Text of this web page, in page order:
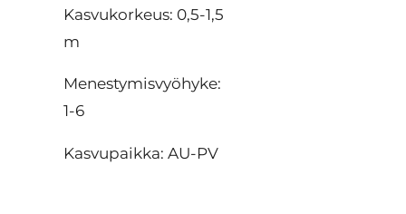
Kasvukorkeus: 0,5-1,5
m
Menestymisvyöhyke:
1-6
Kasvupaikka: AU-PV